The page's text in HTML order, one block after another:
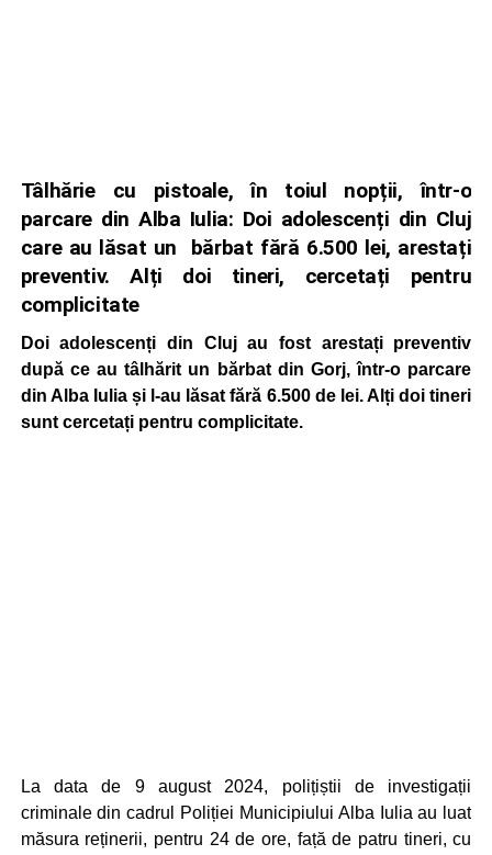
Tâlhărie cu pistoale, în toiul nopții, într-o
parcare din Alba Iulia: Doi adolescenți din Cluj
care au lăsat un bărbat fără 6.500 lei, arestați
preventiv. Alți doi tineri, cercetați pentru
complicitate
Doi adolescenți din Cluj au fost arestați preventiv
după ce au tâlhărit un bărbat din Gorj, într-o parcare
din Alba Iulia și l-au lăsat fără 6.500 de lei. Alți doi tineri
sunt cercetați pentru complicitate.
La data de 9 august 2024, polițiștii de investigații
criminale din cadrul Poliției Municipiului Alba Iulia au luat
măsura reținerii, pentru 24 de ore, față de patru tineri, cu